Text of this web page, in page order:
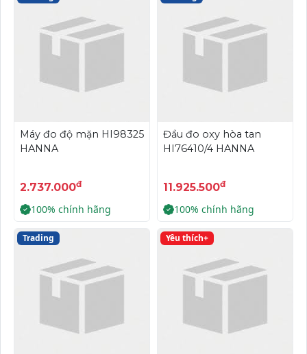
Máy đo độ mặn HI98325
HANNA
2.737.000đ
100% chính hãng
Đầu đo oxy hòa tan
HI76410/4 HANNA
11.925.500đ
100% chính hãng
Trading Yêu thích+